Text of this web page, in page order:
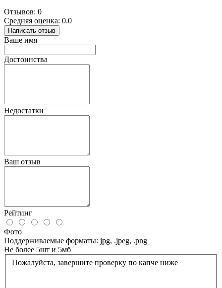
Отзывов: 0
Средняя оценка: 0.0
Написать отзыв
Ваше имя
Достоинства
Недостатки
Ваш отзыв
Рейтинг
Фото
Поддерживаемые форматы: jpg, .jpeg, .png
Не более 5шт и 5мб
Пожалуйста, завершите проверку по капче ниже